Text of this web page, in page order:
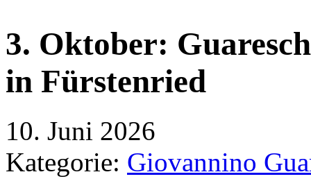
3. Oktober:
in Fürstenried
10. Juni 2026
Kategorie: Giovannino